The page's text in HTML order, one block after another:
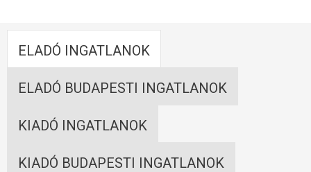
ELADÓ INGATLANOK
ELADÓ BUDAPESTI INGATLANOK
KIADÓ INGATLANOK
KIADÓ BUDAPESTI INGATLANOK